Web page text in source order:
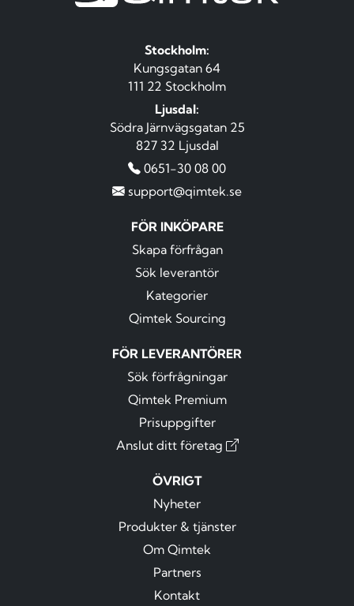
Stockholm:
Kungsgatan 64
111 22 Stockholm
Ljusdal:
Södra Järnvägsgatan 25
827 32 Ljusdal
0651-30 08 00
support@qimtek.se
FÖR INKÖPARE
Skapa förfrågan
Sök leverantör
Kategorier
Qimtek Sourcing
FÖR LEVERANTÖRER
Sök förfrågningar
Qimtek Premium
Prisuppgifter
Anslut ditt företag
ÖVRIGT
Nyheter
Produkter & tjänster
Om Qimtek
Partners
Kontakt